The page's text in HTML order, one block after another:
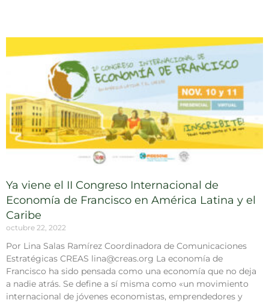
Ya viene el II Congreso Internacional de
Economía de Francisco en América Latina y el
Caribe
octubre 22, 2022
Por Lina Salas Ramírez Coordinadora de Comunicaciones
Estratégicas CREAS lina@creas.org La economía de
Francisco ha sido pensada como una economía que no deja
a nadie atrás. Se define a sí misma como «un movimiento
internacional de jóvenes economistas, emprendedores y